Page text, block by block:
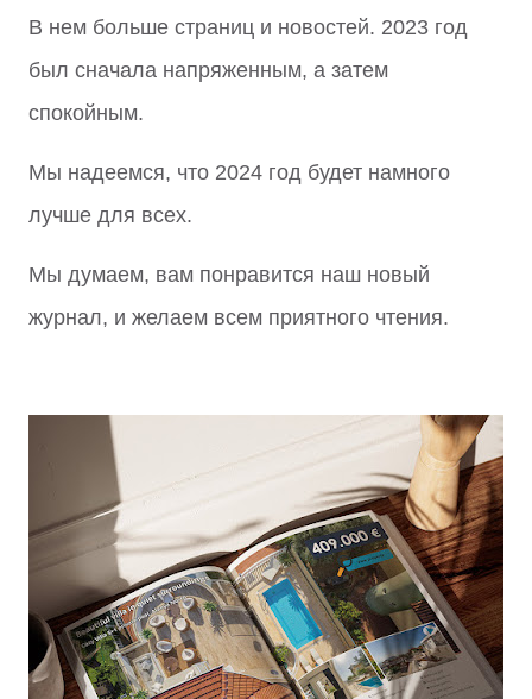
В нем больше страниц и новостей. 2023 год
был сначала напряженным, а затем
спокойным.
Мы надеемся, что 2024 год будет намного
лучше для всех.
Мы думаем, вам понравится наш новый
журнал, и желаем всем приятного чтения.